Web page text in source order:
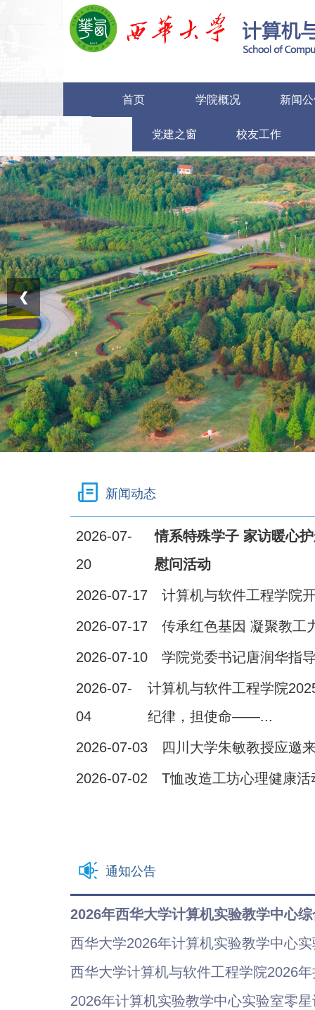
首页 学院概况 新闻
党建之窗 校友工作
❮
新闻动态
2026-07-
20
情系特殊学子 家访暖心
慰问活动
2026-07-17
计算机与软件工程学院
2026-07-17
传承红色基因 凝聚教
2026-07-10
学院党委书记唐润华指
2026-07-
04
计算机与软件工程学院
纪律，担使命——...
2026-07-03
四川大学朱敏教授应邀
2026-07-02
T恤改造工坊心理健康活
通知公告
2026年西华大学计算机实验教学中心
西华大学2026年计算机实验教学中心
西华大学计算机与软件工程学院2026
2026年计算机实验教学中心实验室零